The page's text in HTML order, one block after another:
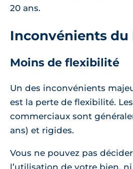
20 ans.
Inconvénients du
Moins de flexibilité
Un des inconvénients
est la perte de flexibilité.
commerciaux sont
ans) et rigides.
Vous ne pouvez pas
l’utilisation de votre bien,